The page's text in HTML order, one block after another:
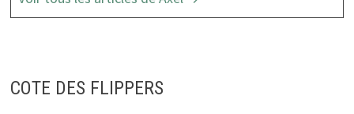
COTE DES FLIPPERS